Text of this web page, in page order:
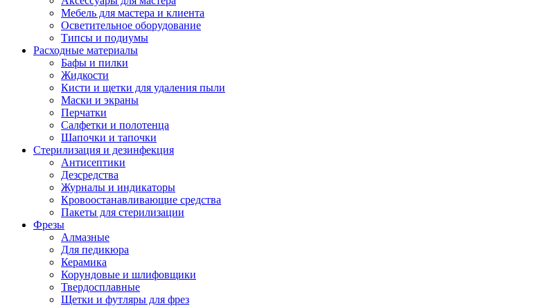
Мебель для мастера и клиента
Осветительное оборудование
Типсы и подиумы
Расходные материалы
Бафы и пилки
Жидкости
Кисти и щетки для удаления пыли
Маски и экраны
Перчатки
Салфетки и полотенца
Шапочки и тапочки
Стерилизация и дезинфекция
Антисептики
Дезсредства
Журналы и индикаторы
Кровоостанавливающие средства
Пакеты для стерилизации
Фрезы
Алмазные
Для педикюра
Керамика
Корундовые и шлифовщики
Твердосплавные
Щетки и футляры для фрез